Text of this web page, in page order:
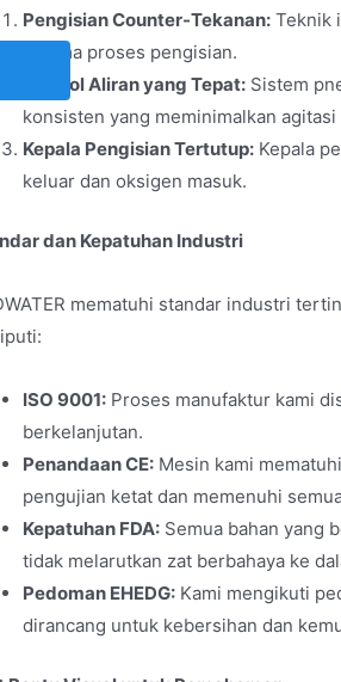
Pengisian Counter-Tekanan:Teknik
selama proses pengisian.
Kontrol Aliran yang Tepat:Sistem
konsisten yang meminimalkan
Kepala Pengisian Tertutup:Kepala
keluar dan oksigen masuk.
dan Kepatuhan Industri
mematuhi standar industri
ISO 9001:Proses manufaktur kami
berkelanjutan.
Penandaan CE:Mesin kami
pengujian ketat dan memenuhi
Kepatuhan FDA:Semua bahan yang
tidak melarutkan zat berbahaya ke
Pedoman EHEDG:Kami mengikuti
dirancang untuk kebersihan dan